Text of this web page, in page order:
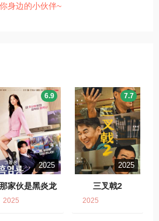
身边的小伙伴~
2025
那家伙是黑炎龙
6.9
2025
2025
三叉戟2
7.7
2025